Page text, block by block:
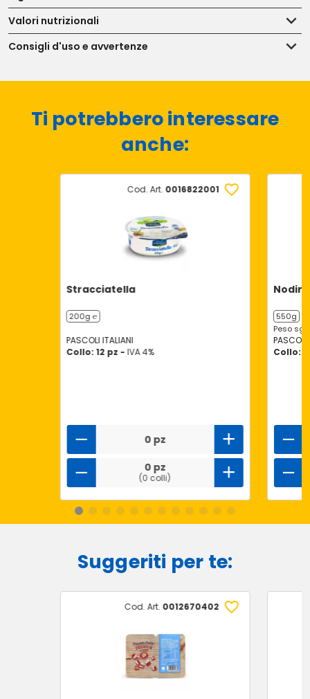
Valori nutrizionali
Consigli d'uso e avvertenze
Ti potrebbero interessare
anche:
Cod. Art. 0016822001
Stracciatella
200g ℮
PASCOLI ITALIANI
Collo: 12 pz - IVA 4%
0 pz
0 pz
(0 colli)
550g
Peso
PASCOLI
Collo:
Suggeriti per te:
Cod. Art. 0012670402